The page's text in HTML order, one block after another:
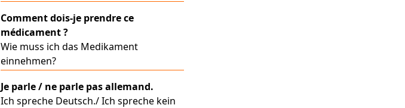
Comment dois-je prendre ce
médicament ?
Wie muss ich das Medikament
einnehmen?
Je parle / ne parle pas allemand.
Ich spreche Deutsch./ Ich spreche kein